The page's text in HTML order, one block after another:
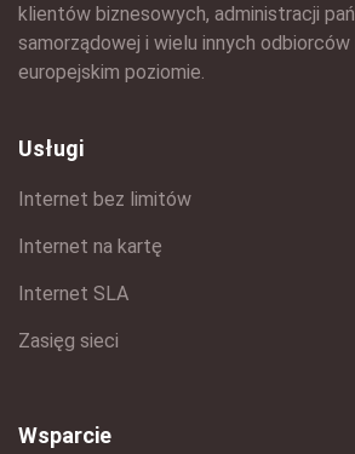
klientów biznesowych, administracji
samorządowej i wielu innych odbiorców
europejskim poziomie.
Usługi
Internet bez limitów
Internet na kartę
Internet SLA
Zasięg sieci
Wsparcie